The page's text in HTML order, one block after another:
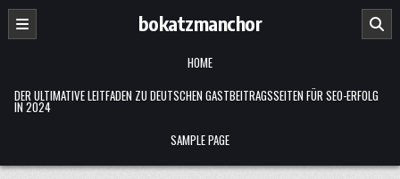
Skip
content
bokatzmanchor
HOME
DER ULTIMATIVE LEITFADEN ZU DEUTSCHEN GASTBEITRAGSSEITEN FÜR SEO-ERFOLG
IN 2024
SAMPLE PAGE